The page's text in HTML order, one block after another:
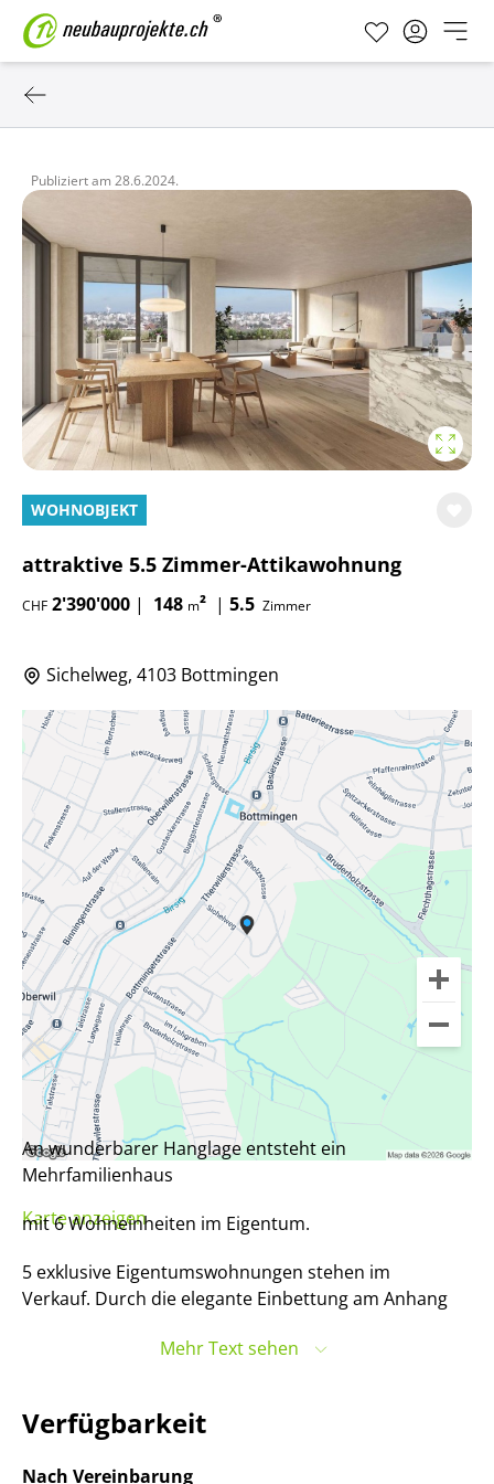
Publiziert am 28.6.2024.
WOHNOBJEKT
attraktive 5.5 Zimmer-Attikawohnung
CHF 2'390'000 | 148 m² | 5.5 Zimmer
Sichelweg, 4103 Bottmingen
Karte anzeigen
An wunderbarer Hanglage entsteht ein
Mehrfamilienhaus
mit 6 Wohneinheiten im Eigentum.
5 exklusive Eigentumswohnungen stehen im
Verkauf. Durch die elegante Einbettung am Anhang
verfügen die Wohnungen sowohl über eine
Die Wohnungen sind grosszügig gestaltet und bieten
alle Annehmlichkeiten, die man sich wünscht.
Mehr Text sehen
Verfügbarkeit
Nach Vereinbarung